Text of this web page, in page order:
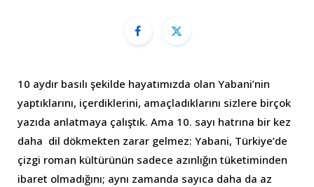
10 aydır basılı şekilde hayatımızda olan Yabani’nin
yaptıklarını, içerdiklerini, amaçladıklarını sizlere birçok
yazıda anlatmaya çalıştık. Ama 10. sayı hatrına bir kez
daha dil dökmekten zarar gelmez: Yabani, Türkiye’de
çizgi roman kültürünün sadece azınlığın tüketiminden
ibaret olmadığını; aynı zamanda sayıca daha da az